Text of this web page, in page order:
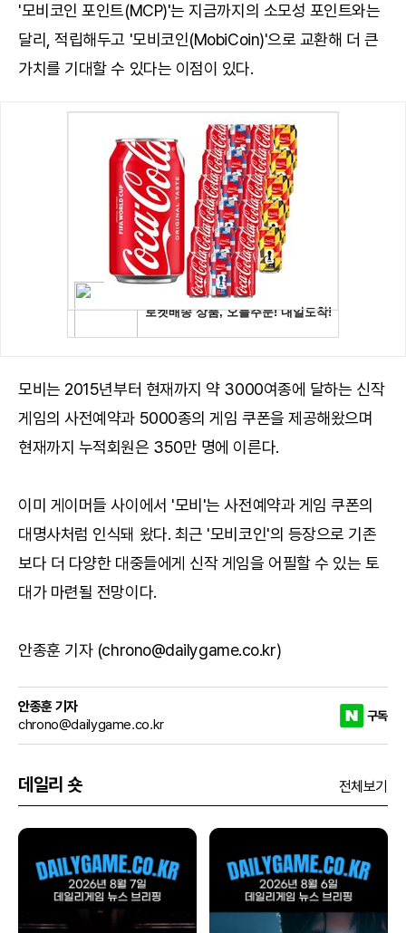
'모비코인 포인트(MCP)'는 지금까지의 소모성 포인트와는
달리, 적립해두고 '모비코인(MobiCoin)'으로 교환해 더 큰
가치를 기대할 수 있다는 이점이 있다.
모비는 2015년부터 현재까지 약 3000여종에 달하는 신작
게임의 사전예약과 5000종의 게임 쿠폰을 제공해왔으며
현재까지 누적회원은 350만 명에 이른다.
이미 게이머들 사이에서 '모비'는 사전예약과 게임 쿠폰의
대명사처럼 인식돼 왔다. 최근 '모비코인'의 등장으로 기존
보다 더 다양한 대중들에게 신작 게임을 어필할 수 있는 토
대가 마련될 전망이다.
안종훈 기자 (chrono@dailygame.co.kr)
안종훈 기자
chrono@dailygame.co.kr
구독
데일리 숏 전체보기